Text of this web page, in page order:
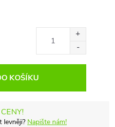
KOŠÍKU
levněji? Napište nám!